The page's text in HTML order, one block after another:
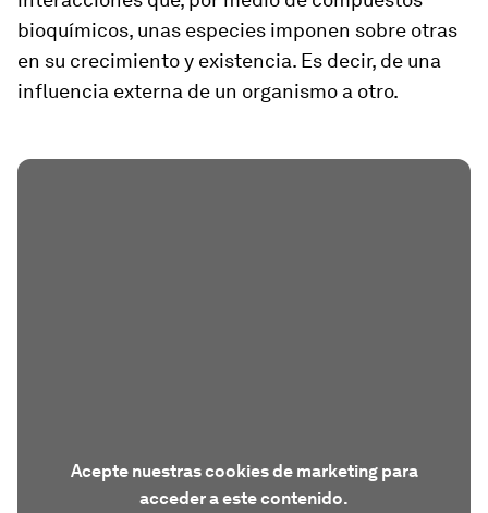
bioquímicos, unas especies imponen sobre otras
en su crecimiento y existencia. Es decir, de una
influencia externa de un organismo a otro.
Acepte nuestras cookies de marketing para
acceder a este contenido.